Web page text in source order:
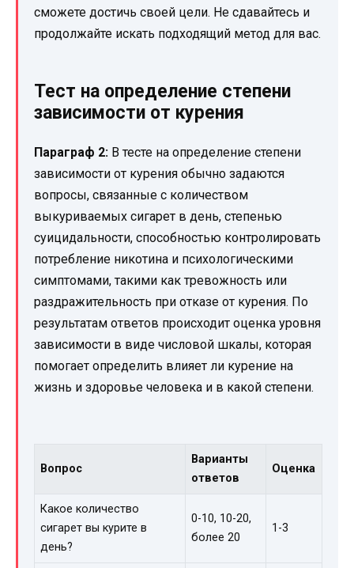
сможете достичь своей цели. Не сдавайтесь и
продолжайте искать подходящий метод для вас.
Тест на определение степени
зависимости от курения
Параграф 2: В тесте на определение степени
зависимости от курения обычно задаются
вопросы, связанные с количеством
выкуриваемых сигарет в день, степенью
суицидальности, способностью контролировать
потребление никотина и психологическими
симптомами, такими как тревожность или
раздражительность при отказе от курения. По
результатам ответов происходит оценка уровня
зависимости в виде числовой шкалы, которая
помогает определить влияет ли курение на
жизнь и здоровье человека и в какой степени.
Вопрос
Варианты
ответов
Оценка
Какое количество
сигарет вы курите в
день?
0-10, 10-20,
более 20
1-3